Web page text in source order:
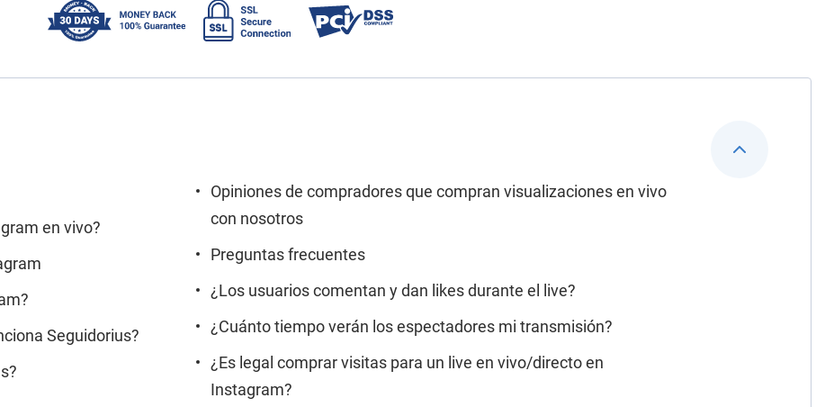
en vivo?
Seguidorius?
Opiniones de compradores que compran visualizaciones en vivo
con nosotros
Preguntas frecuentes
¿Los usuarios comentan y dan likes durante el live?
¿Cuánto tiempo verán los espectadores mi transmisión?
¿Es legal comprar visitas para un live en vivo/directo en
Instagram?